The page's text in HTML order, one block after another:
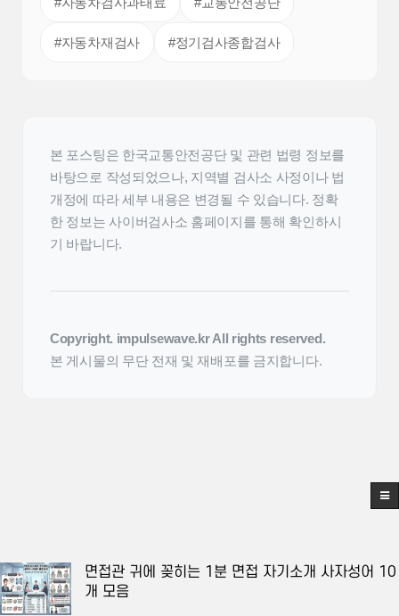
#자동차재검사 #정기검사종합검사
본 포스팅은 한국교통안전공단 및 관련 법령 정보를
바탕으로 작성되었으나, 지역별 검사소 사정이나 법
개정에 따라 세부 내용은 변경될 수 있습니다. 정확
한 정보는 사이버검사소 홈페이지를 통해 확인하시
기 바랍니다.
Copyright. impulsewave.kr All rights reserved.
본 게시물의 무단 전재 및 재배포를 금지합니다.
면접관 귀에 꽂히는 1분 면접 자기소개 사자성어 10
개 모음